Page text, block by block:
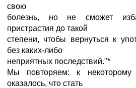
свою
болезнь, но не сможет
пристрастия до такой
степени, чтобы вернуться к
без каких-либо
неприятных последствий."*
Мы повторяем: к
оказалось, что стать